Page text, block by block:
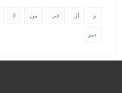
و ال في من لا
سو